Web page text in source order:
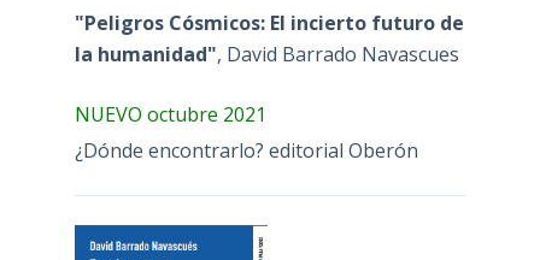
"Peligros Cósmicos: El incierto futuro de
la humanidad", David Barrado Navascues
NUEVO octubre 2021
¿Dónde encontrarlo? editorial Oberón